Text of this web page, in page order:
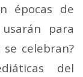
épocas de
para
celebran?
del